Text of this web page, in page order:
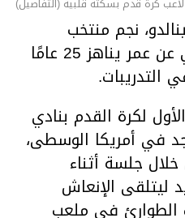
نجم منتخب
جواتيمالا، بشكل مأساوي عن عمر يناهز 25 عامًا
التدريبات.
لكرة القدم بنادي
في أمريكا الوسطى،
جلسة أثناء
ليتلقى الإنعاش
الطوارئ في ملعب